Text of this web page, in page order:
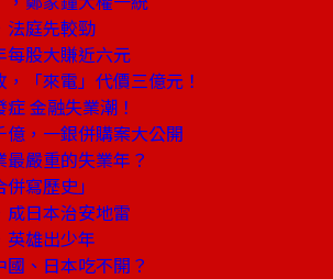
法庭先較勁
每股大賺近六元
「來電」代價三億元！
金融失業潮！
億，一銀併購案大公開
嚴重的失業年？
寫歷史」
成日本治安地雷
英雄出少年
、日本吃不開？